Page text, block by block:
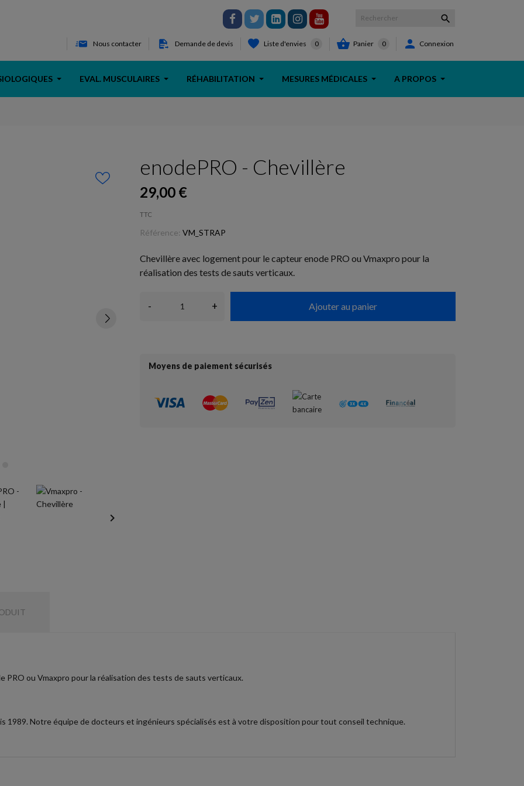

Nous contacter Demande de devis Liste d'envies 0  Panier 0  Connexion
EVAL. MUSCULAIRES RÉHABILITATION MESURES MÉDICALES A PROPOS
keyboard_arrow_right
enodePRO - Chevillère
29,00 €
TTC
Référence: VM_STRAP
Chevillère avec logement pour le capteur enode PRO ou Vmaxpro pour la
réalisation des tests de sauts verticaux.
- + Ajouter au panier
Moyens de paiement sécurisés
PRO ou Vmaxpro pour la réalisation des tests de sauts verticaux.
1989. Notre équipe de docteurs et ingénieurs spécialisés est à votre disposition pour tout conseil technique.